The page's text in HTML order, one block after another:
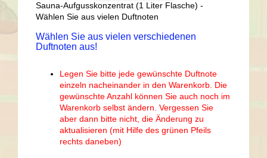
Sauna-Aufgusskonzentrat (1 Liter Flasche) -
Wählen Sie aus vielen Duftnoten
Wählen Sie aus vielen verschiedenen
Duftnoten aus!
Legen Sie bitte jede gewünschte Duftnote
einzeln nacheinander in den Warenkorb. Die
gewünschte Anzahl können Sie auch noch im
Warenkorb selbst ändern. Vergessen Sie
aber dann bitte nicht, die Änderung zu
aktualisieren (mit Hilfe des grünen Pfeils
rechts daneben)